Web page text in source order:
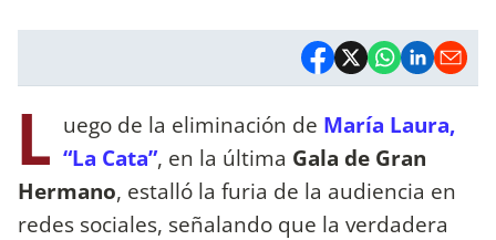
L uego de la eliminación de María Laura,
“La Cata”, en la última Gala de Gran
Hermano, estalló la furia de la audiencia en
redes sociales, señalando que la verdadera